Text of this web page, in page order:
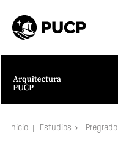
Inicio Estudios Pregrado